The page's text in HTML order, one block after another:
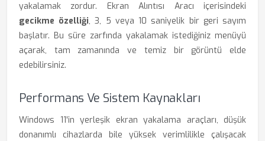
yakalamak zordur. Ekran Alıntısı Aracı içerisindeki
gecikme özelliği, 3, 5 veya 10 saniyelik bir geri sayım
başlatır. Bu süre zarfında yakalamak istediğiniz menüyü
açarak, tam zamanında ve temiz bir görüntü elde
edebilirsiniz.
Performans Ve Sistem Kaynakları
Windows 11'in yerleşik ekran yakalama araçları, düşük
donanımlı cihazlarda bile yüksek verimlilikle çalışacak